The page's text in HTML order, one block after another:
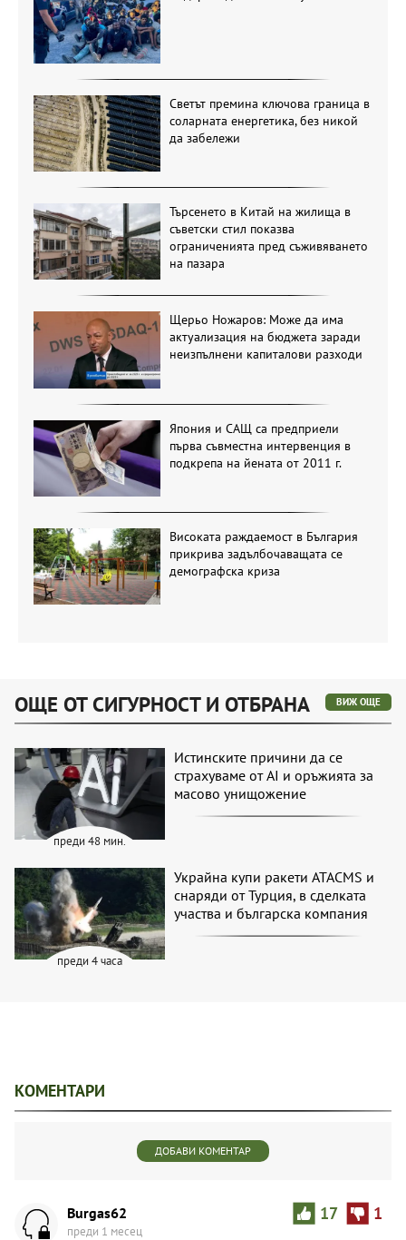
Светът премина ключова граница в
соларната енергетика, без никой
да забележи
Търсенето в Китай на жилища в
съветски стил показва
ограниченията пред съживяването
на пазара
Щерьо Ножаров: Може да има
актуализация на бюджета заради
неизпълнени капиталови разходи
Япония и САЩ са предприели
първа съвместна интервенция в
подкрепа на йената от 2011 г.
Високата раждаемост в България
прикрива задълбочаващата се
демографска криза
ОЩЕ ОТ СИГУРНОСТ И ОТБРАНА ВИЖ ОЩЕ
преди 48 мин.
Истинските причини да се
страхуваме от AI и оръжията за
масово унищожение
преди 4 часа
Украйна купи ракети ATACMS и
снаряди от Турция, в сделката
участва и българска компания
КОМЕНТАРИ
ДОБАВИ КОМЕНТАР
17 1
Burgas62
преди 1 месец